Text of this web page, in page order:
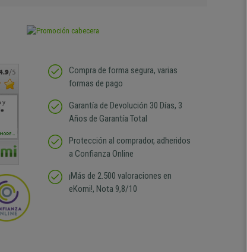
/5
y
Muy buena atención de
cara al asesoramiento
comercial y el envío ha
Si estoy contento
Excelente relacion
calidad precio Plazo de
MORE...
Compra de forma segura, varias
formas de pago
Garantía de Devolución 30 Días, 3
Años de Garantía Total
Protección al comprador, adheridos
a Confianza Online
¡Más de 2.500 valoraciones en
eKomi!, Nota 9,8/10